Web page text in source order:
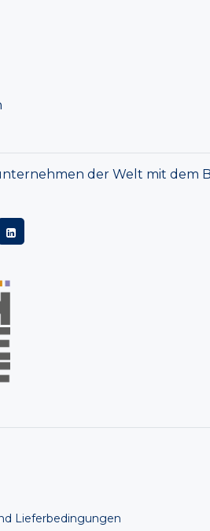
der Welt mit dem
Lieferbedingungen